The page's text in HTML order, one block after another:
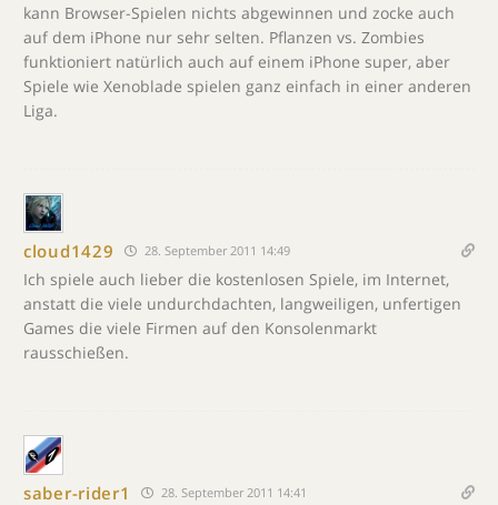
kann Browser-Spielen nichts abgewinnen und zocke auch
auf dem iPhone nur sehr selten. Pflanzen vs. Zombies
funktioniert natürlich auch auf einem iPhone super, aber
Spiele wie Xenoblade spielen ganz einfach in einer anderen
Liga.
cloud1429 28. September 2011 14:49
Ich spiele auch lieber die kostenlosen Spiele, im Internet,
anstatt die viele undurchdachten, langweiligen, unfertigen
Games die viele Firmen auf den Konsolenmarkt
rausschießen.
saber-rider1 28. September 2011 14:41